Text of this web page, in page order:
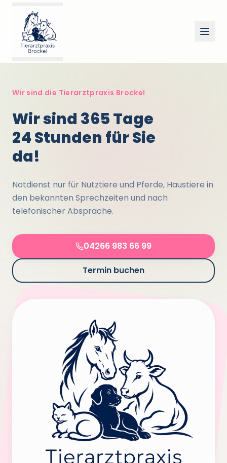
Wir sind die Tierarztpraxis Brockel
Wir sind 365 Tage
24 Stunden für Sie
da!
Notdienst nur für Nutztiere und Pferde, Haustiere in
den bekannten Sprechzeiten und nach
telefonischer Absprache.
04266 983 66 99
Termin buchen